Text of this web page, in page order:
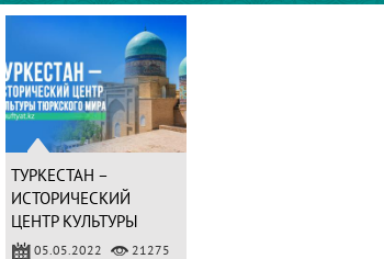
ТУРКЕСТАН –
ИСТОРИЧЕСКИЙ
ЦЕНТР КУЛЬТУРЫ
ТЮРКСКОГО МИРА
05.05.2022 21275